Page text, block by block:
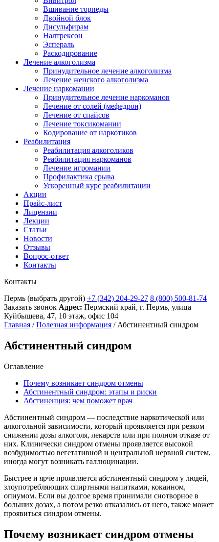
Вшивание торпеды
Двойной блок
Дисульфирам
Налтрексон
Эспераль
Раскодирование
Лечение алкоголизма
Принудительное лечение алкоголизма
Лечение женского алкоголизма
Лечение наркомании
Принудительное лечение наркоманов
Лечение от солей (мефедрон)
Лечение от спайсов
Лечение токсикомании
Кодирование от наркотиков
Реабилитация
Реабилитация алкоголиков
Реабилитация наркоманов
Лечение игромании
Профилактика срыва
Ускоренный курс реабилитации
Акции
Прайс-лист
Лицензии
Лекции
Статьи
Новости
Отзывы
Вопрос-ответ
Контакты
Контакты
Пермь (выбрать другой) +7 (342) 204-29-27 8 (800) 500-81-74
Заказать звонок Адрес: Пермский край, г. Пермь, улица
Куйбышева, 47, 10 этаж, офис 104
Главная /Полезная информация / Абстинентный синдром
Абстинентный синдром
Оглавление
Почему возникает синдром отмены
Абстинентный синдром: этапы и риски
Абстиненция: чем поможет врач
Абстинентный синдром — последствие наркотической или
алкогольной зависимости, который проявляется при резком
снижении дозы алкоголя, лекарств или при полном отказе от
них. Клинически синдром отмены проявляется высокой
возбудимостью вегетативной и центральной нервной систем,
иногда могут возникать галлюцинации.
Быстрее и ярче проявляется абстинентный синдром у людей,
злоупотребляющих спиртными напитками, кокаином,
опиумом. Если вы долгое время принимали снотворное в
больших дозах, а потом резко отказались от него, также может
проявиться синдром отмены.
Почему возникает синдром отмены